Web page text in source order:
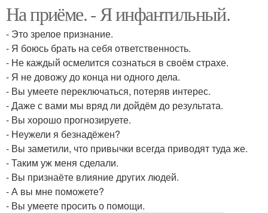
На приёме. - Я инфантильный.
- Это зрелое признание.
- Я боюсь брать на себя ответственность.
- Не каждый осмелится сознаться в своём страхе.
- Я не довожу до конца ни одного дела.
- Вы умеете переключаться, потеряв интерес.
- Даже с вами мы вряд ли дойдём до результата.
- Вы хорошо прогнозируете.
- Неужели я безнадёжен?
- Вы заметили, что привычки всегда приводят туда же.
- Таким уж меня сделали.
- Вы признаёте влияние других людей.
- А вы мне поможете?
- Вы умеете просить о помощи.